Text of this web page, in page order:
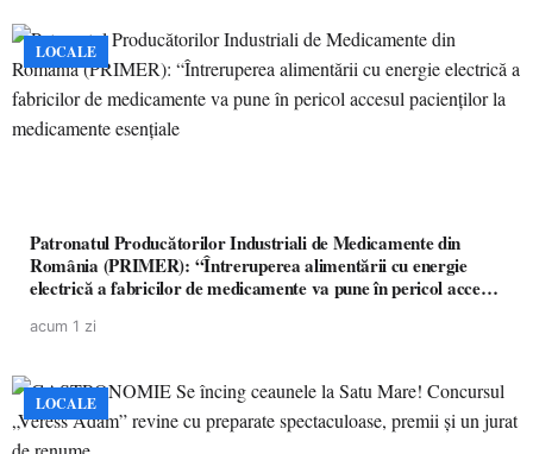
LOCALE
Patronatul Producătorilor Industriali de Medicamente din
România (PRIMER): “Întreruperea alimentării cu energie
electrică a fabricilor de medicamente va pune în pericol accesul
acum 1 zi
LOCALE